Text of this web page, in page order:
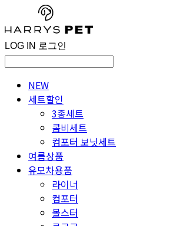
LOG IN 로그인
NEW
세트할인
3종세트
콤비세트
컴포터 보닛세트
여름상품
유모차용품
라이너
컴포터
볼스터